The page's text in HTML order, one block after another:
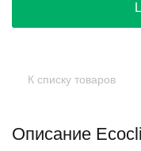
К списку товаров
Описание